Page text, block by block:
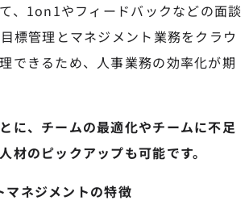
、1on1やフィードバックなどの面談
標管理とマネジメント業務をクラウ
できるため、人事業務の効率化が期
に、チームの最適化やチームに不足
材のピックアップも可能です。
ネジメントの特徴